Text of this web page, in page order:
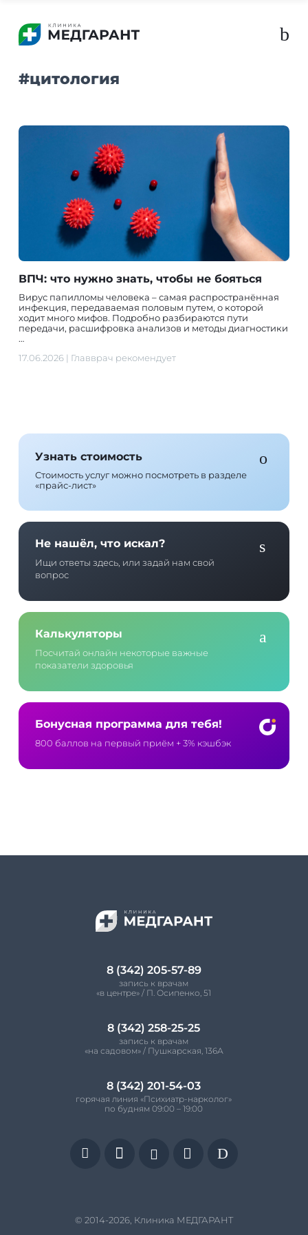
b
#цитология
ВПЧ: что нужно знать, чтобы не бояться
Вирус папилломы человека – самая распространённая
инфекция, передаваемая половым путем, о которой
ходит много мифов. Подробно разбираются пути
передачи, расшифровка анализов и методы диагностики
…
17.06.2026| Главврач рекомендует
Узнать стоимость
Стоимость услуг можно посмотреть в разделе
«прайс-лист»
Не нашёл, что искал?
Ищи ответы здесь, или задай нам свой
вопрос
Калькуляторы
Посчитай онлайн некоторые важные
показатели здоровья
Бонусная программа для тебя!
800 баллов на первый приём + 3% кэшбэк
8 (342) 205-57-89
запись к врачам
«в центре» / П. Осипенко, 51
8 (342) 258-25-25
запись к врачам
«на садовом» / Пушкарская, 136А
8 (342) 201-54-03
горячая линия «Психиатр-нарколог»
по будням 09:00 – 19:00
    D
© 2014-2026, Клиника МЕДГАРАНТ